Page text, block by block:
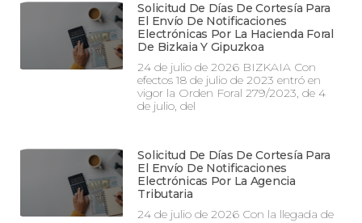
Solicitud De Días De Cortesía Para
El Envío De Notificaciones
Electrónicas Por La Hacienda Foral
De Bizkaia Y Gipuzkoa
24 de julio de 2026 BIZKAIA Con
efectos 18 de julio de 2023 entró en
vigor la Orden Foral 279/2023, de 4
de julio, del
Solicitud De Días De Cortesía Para
El Envío De Notificaciones
Electrónicas Por La Agencia
Tributaria
24 de julio de 2026 Con la llegada de